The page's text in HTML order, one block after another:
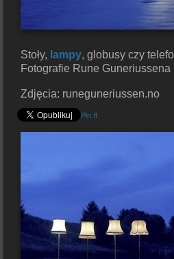
Stoły, lampy, globusy czy
Fotografie Rune
Zdjęcia: runeguneriussen.no
Pin It